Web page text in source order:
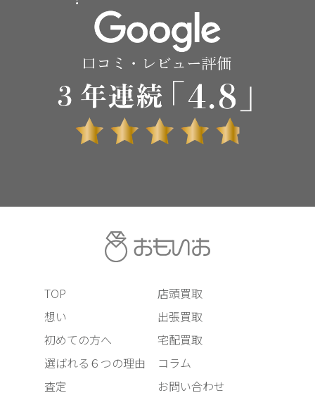
TOP
想い
初めての方へ
選ばれる６つの理由
査定
店頭買取
出張買取
宅配買取
コラム
お問い合わせ